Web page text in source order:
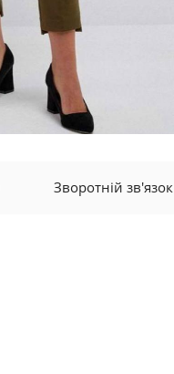
Зворотній зв'язок